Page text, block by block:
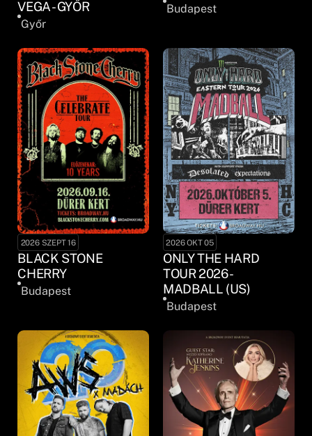
VEGA - GYŐR
Győr
Budapest
2026 SZEPT 16
BLACK STONE
CHERRY
Budapest
2026 OKT 05
ONLY THE HARD
TOUR 2026 -
MADBALL (US)
Budapest